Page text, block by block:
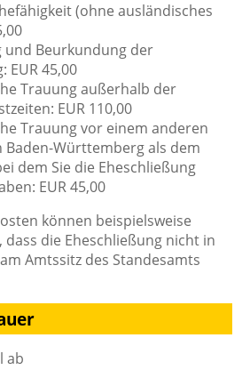
(ohne ausländisches
Beurkundung der
EUR 45,00
Trauung außerhalb der
EUR 110,00
Trauung vor einem anderen
Baden-Württemberg als dem
dem Sie die Eheschließung
EUR 45,00
können beispielsweise
die Eheschließung nicht in
Amtssitz des Standesamts
ab